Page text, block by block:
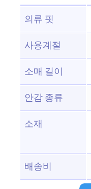
의류 핏
사용계절
소매 길이
안감 종류
소재
배송비